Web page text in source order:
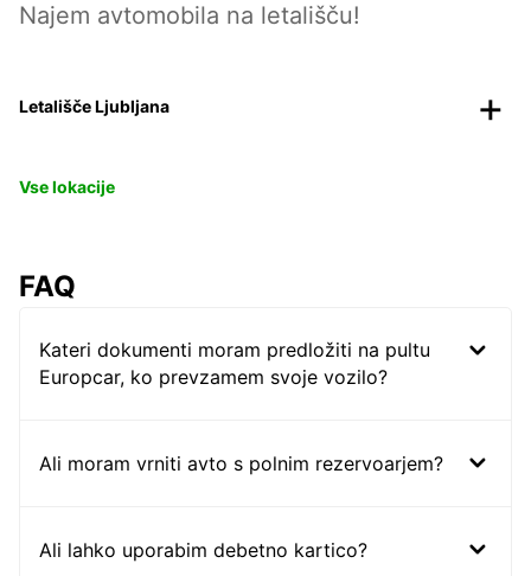
Najem avtomobila na letališču!
Letališče Ljubljana
Vse lokacije
FAQ
Kateri dokumenti moram predložiti na pultu
Europcar, ko prevzamem svoje vozilo?
Ali moram vrniti avto s polnim rezervoarjem?
Ali lahko uporabim debetno kartico?